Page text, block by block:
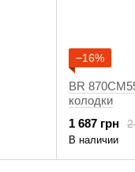
−16%
BR
колодки
1 687 грн
В наличии